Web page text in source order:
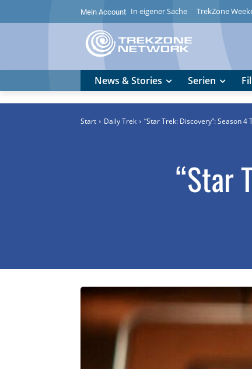
Mein Account In eigener Sache TrekZone
News & Stories Serien
Start Daily Trek “Star Trek: Discovery”: Season
“Star